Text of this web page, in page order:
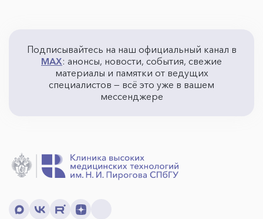
Подписывайтесь на наш официальный канал в
MAX: анонсы, новости, события, свежие
материалы и памятки от ведущих
специалистов — всё это уже в вашем
мессенджере